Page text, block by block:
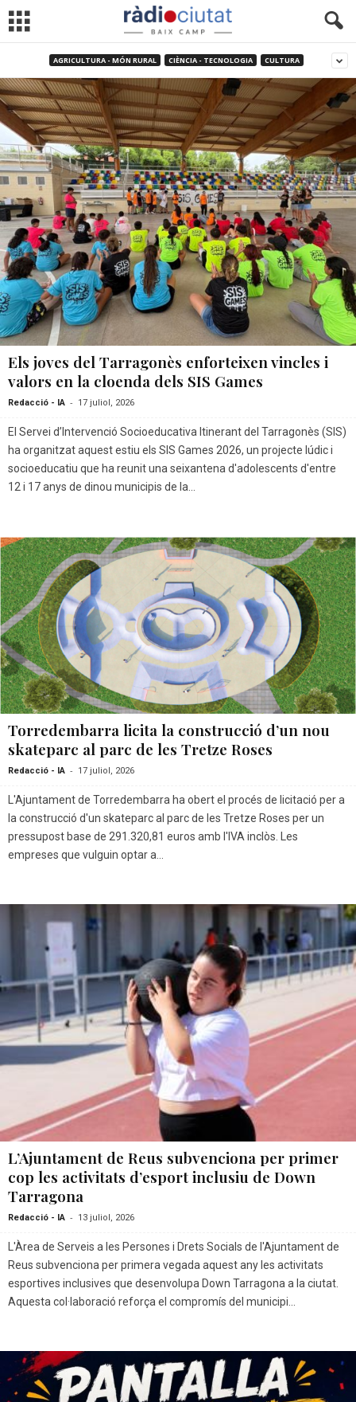
AGRICULTURA - MÓN RURAL CIÈNCIA - TECNOLOGIA CULTURA
Els joves del Tarragonès enforteixen vincles i
valors en la cloenda dels SIS Games
Redacció - IA - 17 juliol, 2026
El Servei d’Intervenció Socioeducativa Itinerant del Tarragonès (SIS)
ha organitzat aquest estiu els SIS Games 2026, un projecte lúdic i
socioeducatiu que ha reunit una seixantena d'adolescents d'entre
12 i 17 anys de dinou municipis de la...
Torredembarra licita la construcció d’un nou
skateparc al parc de les Tretze Roses
Redacció - IA - 17 juliol, 2026
L'Ajuntament de Torredembarra ha obert el procés de licitació per a
la construcció d'un skateparc al parc de les Tretze Roses per un
pressupost base de 291.320,81 euros amb l'IVA inclòs. Les
empreses que vulguin optar a...
L’Ajuntament de Reus subvenciona per primer
cop les activitats d’esport inclusiu de Down
Tarragona
Redacció - IA - 13 juliol, 2026
L'Àrea de Serveis a les Persones i Drets Socials de l'Ajuntament de
Reus subvenciona per primera vegada aquest any les activitats
esportives inclusives que desenvolupa Down Tarragona a la ciutat.
Aquesta col·laboració reforça el compromís del municipi...